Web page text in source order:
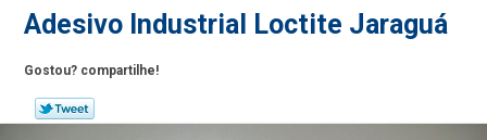
Adesivo Industrial Loctite Jaraguá
Gostou? compartilhe!